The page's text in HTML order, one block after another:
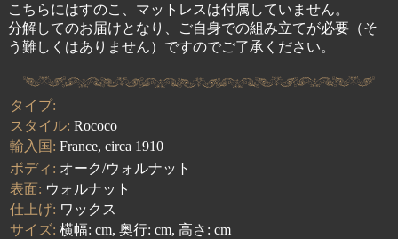
こちらにはすのこ、マットレスは付属していません。
分解してのお届けとなり、ご自身での組み立てが必要（そ
う難しくはありません）ですのでご了承ください。
タイプ:
スタイル: Rococo
輸入国: France, circa 1910
ボディ: オーク/ウォルナット
表面: ウォルナット
仕上げ: ワックス
サイズ: 横幅: cm, 奥行: cm, 高さ: cm